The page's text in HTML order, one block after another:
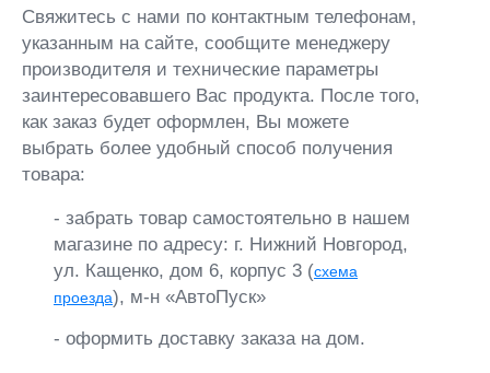
Свяжитесь с нами по контактным телефонам,
указанным на сайте, сообщите менеджеру
производителя и технические параметры
заинтересовавшего Вас продукта. После того,
как заказ будет оформлен, Вы можете
выбрать более удобный способ получения
товара:
- забрать товар самостоятельно в нашем
магазине по адресу: г. Нижний Новгород,
ул. Кащенко, дом 6, корпус 3 (схема
проезда), м-н «АвтоПуск»
- оформить доставку заказа на дом.